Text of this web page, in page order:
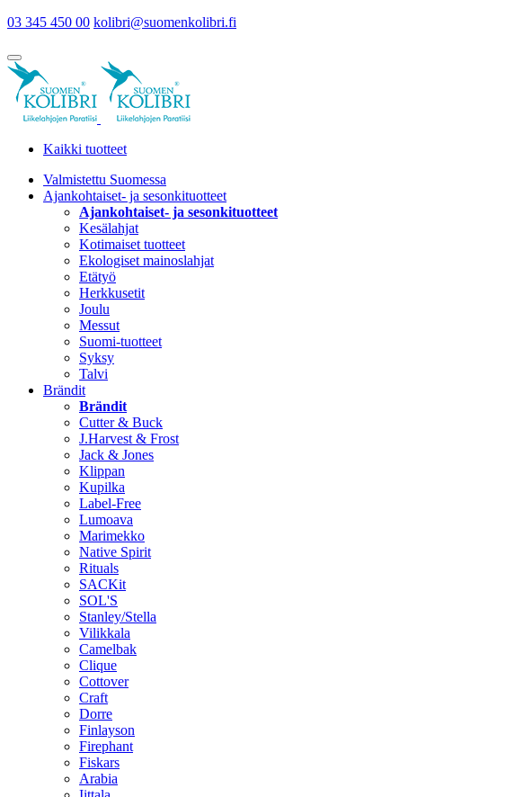
03 345 450 00 kolibri@suomenkolibri.fi
Kaikki tuotteet
Valmistettu Suomessa
Ajankohtaiset- ja sesonkituotteet
Ajankohtaiset- ja sesonkituotteet
Kesälahjat
Kotimaiset tuotteet
Ekologiset mainoslahjat
Etätyö
Herkkusetit
Joulu
Messut
Suomi-tuotteet
Syksy
Talvi
Brändit
Brändit
Cutter & Buck
J.Harvest & Frost
Jack & Jones
Klippan
Kupilka
Label-Free
Lumoava
Marimekko
Native Spirit
Rituals
SACKit
SOL'S
Stanley/Stella
Vilikkala
Camelbak
Clique
Cottover
Craft
Dorre
Finlayson
Firephant
Fiskars
Arabia